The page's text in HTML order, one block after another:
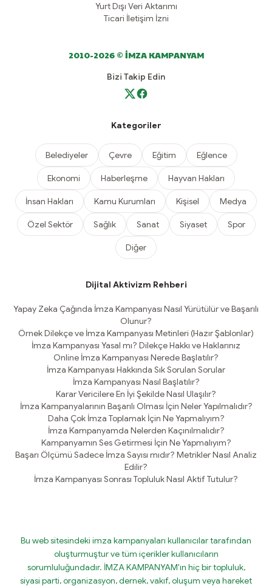
Yurt Dışı Veri Aktarımı
Ticari İletişim İzni
2010-2026 © İMZA KAMPANYAM
Bizi Takip Edin
Kategoriler
Belediyeler Çevre Eğitim Eğlence
Ekonomi Haberleşme Hayvan Hakları
İnsan Hakları Kamu Kurumları Kişisel Medya
Özel Sektör Sağlık Sanat Siyaset Spor
Diğer
Dijital Aktivizm Rehberi
Yapay Zeka Çağında İmza Kampanyası Nasıl Yürütülür ve Başarılı
Olunur?
Örnek Dilekçe ve İmza Kampanyası Metinleri (Hazır Şablonlar)
İmza Kampanyası Yasal mı? Dilekçe Hakkı ve Haklarınız
Online İmza Kampanyası Nerede Başlatılır?
İmza Kampanyası Hakkında Sık Sorulan Sorular
İmza Kampanyası Nasıl Başlatılır?
Karar Vericilere En İyi Şekilde Nasıl Ulaşılır?
İmza Kampanyalarının Başarılı Olması İçin Neler Yapılmalıdır?
Daha Çok İmza Toplamak İçin Ne Yapmalıyım?
İmza Kampanyamda Nelerden Kaçınılmalıdır?
Kampanyamın Ses Getirmesi İçin Ne Yapmalıyım?
Başarı Ölçümü Sadece İmza Sayısı mıdır? Metrikler Nasıl Analiz
Edilir?
İmza Kampanyası Sonrası Topluluk Nasıl Aktif Tutulur?
Bu web sitesindeki imza kampanyaları kullanıcılar tarafından
oluşturmuştur ve tüm içerikler kullanıcıların
sorumluluğundadır. İMZA KAMPANYAM'ın hiç bir topluluk,
siyasi parti, organizasyon, dernek, vakıf, oluşum veya hareket